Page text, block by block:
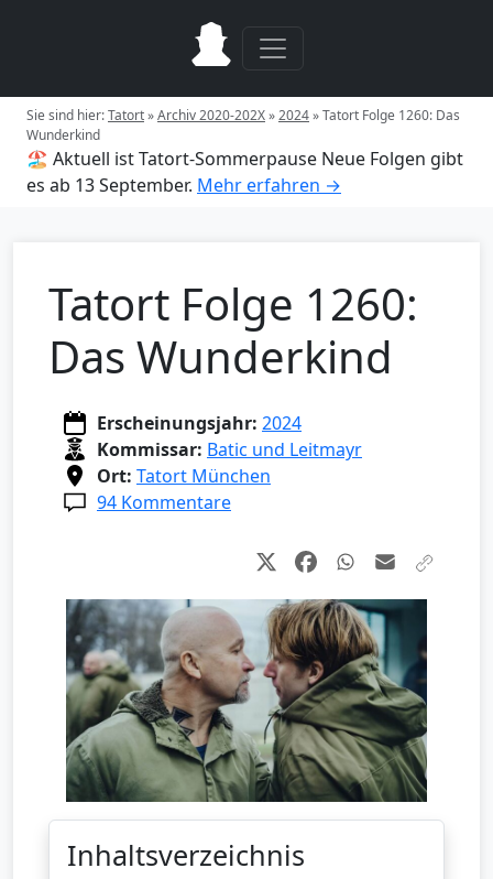
Sie sind hier:Tatort»Archiv 2020-202X»2024»Tatort Folge 1260: Das
Wunderkind
🏖️ Aktuell ist Tatort-Sommerpause Neue Folgen gibt
es ab 13 September. Mehr erfahren →
Tatort Folge 1260:
Das Wunderkind
Erscheinungsjahr: 2024
Kommissar: Batic und Leitmayr
Ort: Tatort München
94 Kommentare
Inhaltsverzeichnis